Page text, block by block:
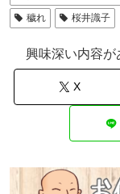
穢れ
桜井識子
興味深い内容が
X